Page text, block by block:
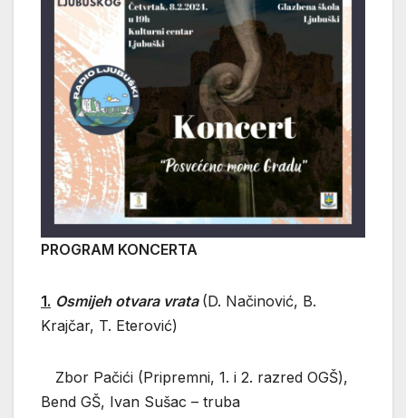
PROGRAM KONCERTA
1. Osmijeh otvara vrata (D. Načinović, B.
Krajčar, T. Eterović)
Zbor Pačići (Pripremni, 1. i 2. razred OGŠ),
Bend GŠ, Ivan Sušac – truba